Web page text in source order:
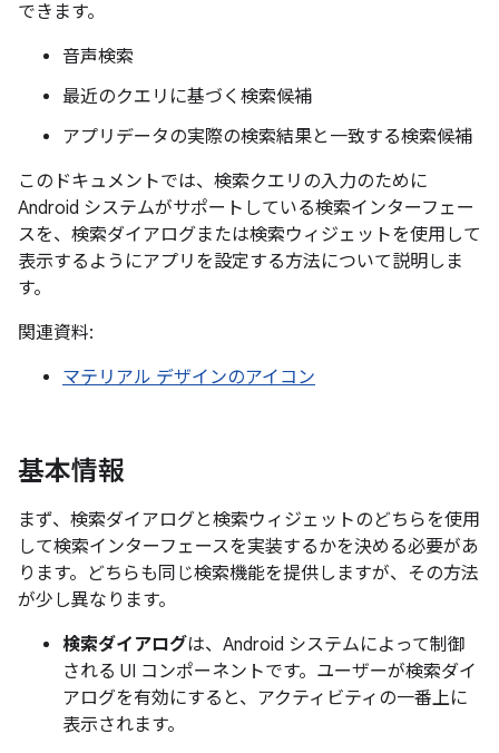
できます。
音声検索
最近のクエリに基づく検索候補
アプリデータの実際の検索結果と一致する検索候補
このドキュメントでは、検索クエリの入力のために
Android システムがサポートしている検索インターフェー
スを、検索ダイアログまたは検索ウィジェットを使用して
表示するようにアプリを設定する方法について説明しま
す。
関連資料:
マテリアル デザインのアイコン
基本情報
まず、検索ダイアログと検索ウィジェットのどちらを使用
して検索インターフェースを実装するかを決める必要があ
ります。どちらも同じ検索機能を提供しますが、その方法
が少し異なります。
検索ダイアログは、Android システムによって制御
される UI コンポーネントです。ユーザーが検索ダイ
アログを有効にすると、アクティビティの一番上に
表示されます。